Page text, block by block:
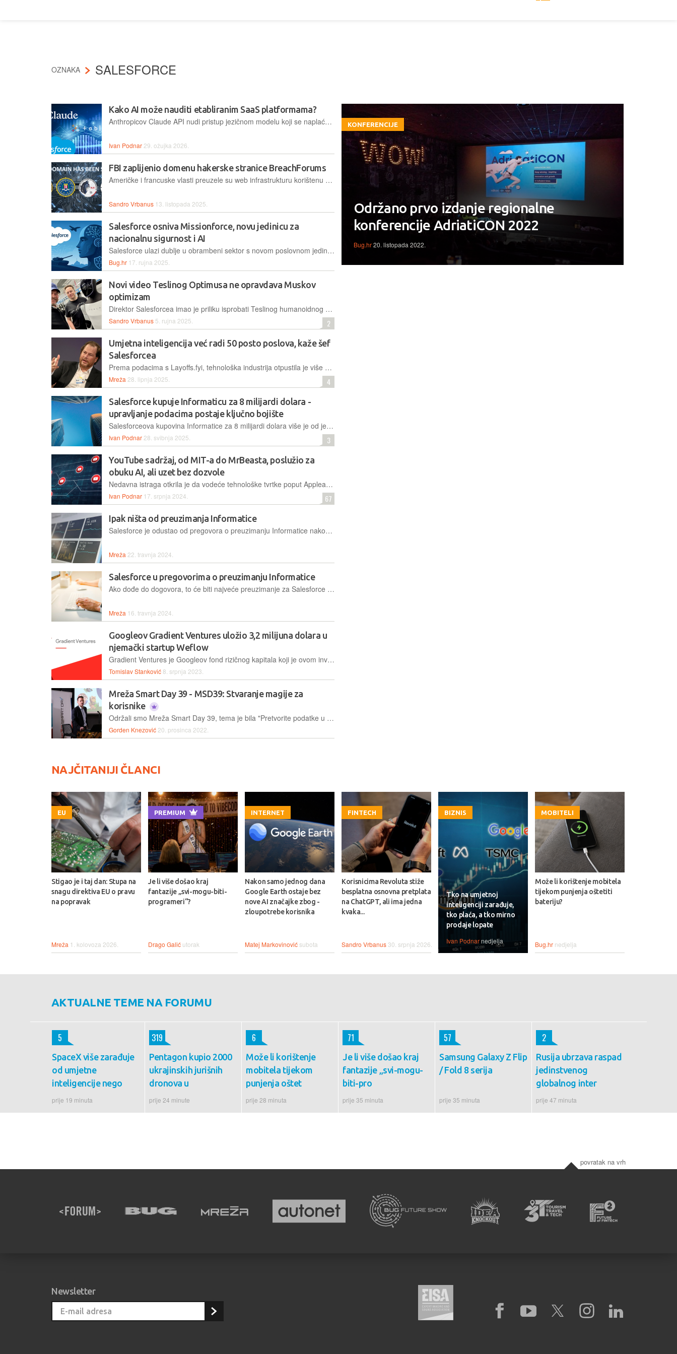
OZNAKA SALESFORCE
Kako AI može nauditi etabliranim SaaS platformama?
Anthropicov Claude API nudi pristup jezičnom modelu koji se naplaćuje po potrošnji, bez fiksnih licenci po korisniku. Salesforce i Tableau, s druge strane, naplaćuju za svakog zaposlenika koji ima pristup, bio aktivan ili ne. Kad AI agent radi posao, licenca postaje trošak bez pokrića
Ivan Podnar 29. ožujka 2026.
FBI zaplijenio domenu hakerske stranice BreachForums
Američke i francuske vlasti preuzele su web infrastrukturu korištenu za ucjenu tvrtki pogođenih hakrskim napadima kroz Salesforce, no hakeri ipak nastavljaju "raditi" putem alternativne domene na dark webu
Sandro Vrbanus 13. listopada 2025.
Salesforce osniva Missionforce, novu jedinicu za
nacionalnu sigurnost i AI
Salesforce ulazi dublje u obrambeni sektor s novom poslovnom jedinicom Missionforce. Cilj je integrirati AI u vojne procese, prateći trend koji su već postavili OpenAI, Anthropic i Google
Bug.hr 17. rujna 2025.
Novi video Teslinog Optimusa ne opravdava Muskov
optimizam
Direktor Salesforcea imao je priliku isprobati Teslinog humanoidnog robota, o tome je objavio kratki video zapis, no ono što je tamo prikazano nije u skladu s bombastičnim najavama iz Tesle
Sandro Vrbanus 5. rujna 2025. 2
Umjetna inteligencija već radi 50 posto poslova, kaže šef
Salesforcea
Prema podacima s Layoffs.fyi, tehnološka industrija otpustila je više od 63 tisuće ljudi od početka godine do sada
Mreža 28. lipnja 2025. 4
Salesforce kupuje Informaticu za 8 milijardi dolara -
upravljanje podacima postaje ključno bojište
Salesforceova kupovina Informatice za 8 milijardi dolara više je od jednostavne akvizicije. Doba samostalnih aplikacija završava. Počeo je rat platformi
Ivan Podnar 28. svibnja 2025. 3
YouTube sadržaj, od MIT-a do MrBeasta, poslužio za
obuku AI, ali uzet bez dozvole
Nedavna istraga otkrila je da vodeće tehnološke tvrtke poput Applea, Nvidije, Anthropica i Salesforcea koriste titlove s YouTube videa za obuku svojih modela umjetne inteligencije bez izričitog dopuštenja autora sadržaja
Ivan Podnar 17. srpnja 2024. 67
Ipak ništa od preuzimanja Informatice
Salesforce je odustao od pregovora o preuzimanju Informatice nakon što se dvije tvrtke nisu mogle dogovoriti oko uvjeta.
Mreža 22. travnja 2024.
Salesforce u pregovorima o preuzimanju Informatice
Ako dođe do dogovora, to će biti najveće preuzimanje za Salesforce otkako je kupio Slack Technologies 2020. godine za gotovo 28 mlrd. USD
Mreža 16. travnja 2024.
Googleov Gradient Ventures uložio 3,2 milijuna dolara u
njemački startup Weflow
Gradient Ventures je Googleov fond rizičnog kapitala koji je ovom investicijom podržao dvogodišnji njemački startup i time napravio još jedan pohod na europsku startup scenu
Tomislav Stanković8. srpnja 2023.
Mreža Smart Day 39 - MSD39: Stvaranje magije za
korisnike
Održali smo Mreža Smart Day 39, tema je bila "Pretvorite podatke u magiju: Novi pristup korisnicima", a partner tvrtka Agilcon...
Gorden Knezović 20. prosinca 2022.
KONFERENCIJE
Održano prvo izdanje regionalne
konferencije AdriatiCON 2022
Bug.hr20. listopada 2022.
NAJČITANIJI ČLANCI
EU
Stigao je i taj dan: Stupa na
snagu direktiva EU o pravu
na popravak
Mreža 1. kolovoza 2026.
PREMIUM
Je li više došao kraj
fantazije „svi-mogu-biti-
programeri“?
Drago Galić utorak
INTERNET
Nakon samo jednog dana
Google Earth ostaje bez
nove AI značajke zbog -
zloupotrebe korisnika
Matej Markovinović subota
FINTECH
Korisnicima Revoluta stiže
besplatna osnovna pretplata
na ChatGPT, ali ima jedna
kvaka...
Sandro Vrbanus 30. srpnja 2026.
BIZNIS
Tko na umjetnoj
inteligenciji zarađuje,
tko plaća, a tko mirno
prodaje lopate
Ivan Podnarnedjelja
MOBITELI
Može li korištenje mobitela
tijekom punjenja oštetiti
bateriju?
Bug.hr nedjelja
AKTUALNE TEME NA FORUMU
SpaceX više zarađuje
od umjetne
inteligencije nego
prije 19 minuta
5
Pentagon kupio 2000
ukrajinskih jurišnih
dronova u
prije 24 minute
319
Može li korištenje
mobitela tijekom
punjenja oštet
prije 28 minuta
6
Je li više došao kraj
fantazije „svi-mogu-
biti-pro
prije 35 minuta
71
Samsung Galaxy Z Flip
/ Fold 8 serija
prije 35 minuta
57
Rusija ubrzava raspad
jedinstvenog
globalnog inter
prije 47 minuta
2
povratak na vrh
Newsletter